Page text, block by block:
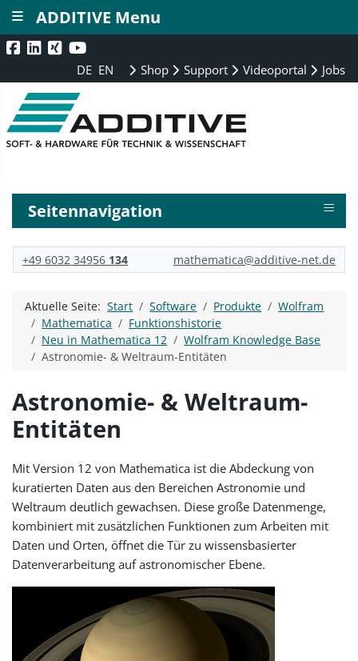
DE EN Shop Support Videoportal Jobs
Seitennavigation ≡
+49 6032 34956 134 mathematica@additive-net.de
Aktuelle Seite:Start Software Produkte
Wolfram
Mathematica
Funktionshistorie
Neu in Mathematica 12
Wolfram Knowledge Base
Astronomie- & Weltraum-Entitäten
Astronomie- & Weltraum-
Entitäten
Mit Version 12 von Mathematica ist die Abdeckung von
kuratierten Daten aus den Bereichen Astronomie und
Weltraum deutlich gewachsen. Diese große Datenmenge,
kombiniert mit zusätzlichen Funktionen zum Arbeiten mit
Daten und Orten, öffnet die Tür zu wissensbasierter
Datenverarbeitung auf astronomischer Ebene.
ADDITIVE Menu
≡